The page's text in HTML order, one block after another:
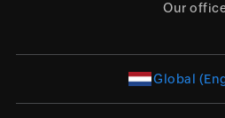
Our
Global